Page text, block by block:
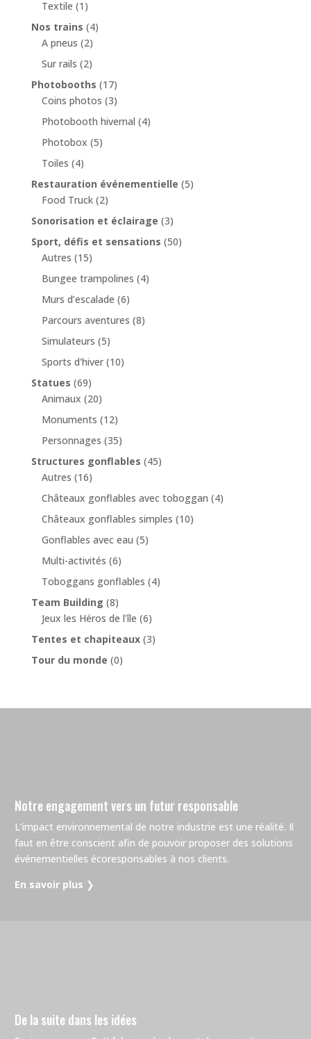
Textile (1)
Nos trains (4)
A pneus (2)
Sur rails (2)
Photobooths (17)
Coins photos (3)
Photobooth hivernal (4)
Photobox (5)
Toiles (4)
Restauration événementielle (5)
Food Truck (2)
Sonorisation et éclairage (3)
Sport, défis et sensations (50)
Autres (15)
Bungee trampolines (4)
Murs d’escalade (6)
Parcours aventures (8)
Simulateurs (5)
Sports d'hiver (10)
Statues (69)
Animaux (20)
Monuments (12)
Personnages (35)
Structures gonflables (45)
Autres (16)
Châteaux gonflables avec toboggan (4)
Châteaux gonflables simples (10)
Gonflables avec eau (5)
Multi-activités (6)
Toboggans gonflables (4)
Team Building (8)
Jeux les Héros de l'île (6)
Tentes et chapiteaux (3)
Tour du monde (0)
Notre engagement vers un futur responsable
L’impact environnemental de notre industrie est une réalité. Il
faut en être conscient afin de pouvoir proposer des solutions
événementielles écoresponsables à nos clients.
En savoir plus ❯
De la suite dans les idées